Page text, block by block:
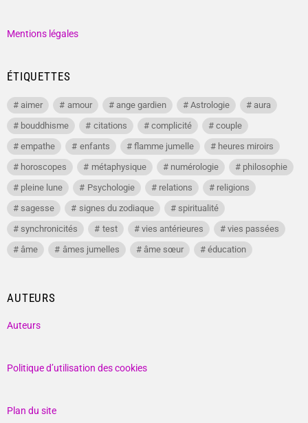
Mentions légales
ÉTIQUETTES
aimer amour ange gardien Astrologie
aura
bouddhisme
citations complicité
couple
empathe
enfants flamme jumelle
heures miroirs
horoscopes
métaphysique numérologie
philosophie
pleine lune
Psychologie relations
religions
sagesse
signes du zodiaque
spiritualité
synchronicités
test vies antérieures
vies passées
âme
âmes jumelles âme sœur éducation
AUTEURS
Auteurs
Politique d’utilisation des cookies
Plan du site